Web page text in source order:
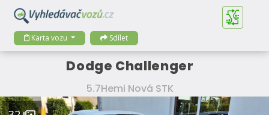
Karta vozu Sdílet
Dodge Challenger
5.7Hemi Nová STK